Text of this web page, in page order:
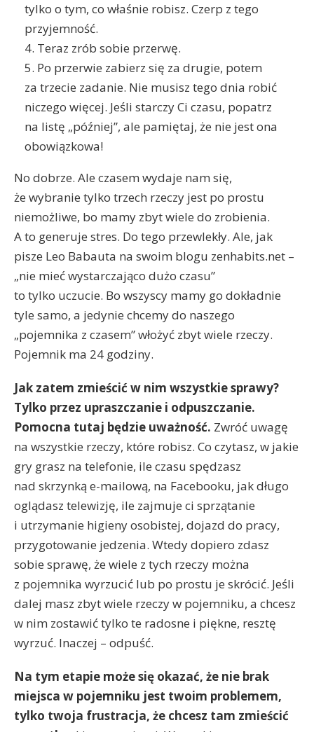
tylko o tym, co właśnie robisz. Czerp z tego
przyjemność.
4. Teraz zrób sobie przerwę.
5. Po przerwie zabierz się za drugie, potem
za trzecie zadanie. Nie musisz tego dnia robić
niczego więcej. Jeśli starczy Ci czasu, popatrz
na listę „później”, ale pamiętaj, że nie jest ona
obowiązkowa!
No dobrze. Ale czasem wydaje nam się,
że wybranie tylko trzech rzeczy jest po prostu
niemożliwe, bo mamy zbyt wiele do zrobienia.
A to generuje stres. Do tego przewlekły. Ale, jak
pisze Leo Babauta na swoim blogu zenhabits.net –
„nie mieć wystarczająco dużo czasu”
to tylko uczucie. Bo wszyscy mamy go dokładnie
tyle samo, a jedynie chcemy do naszego
„pojemnika z czasem” włożyć zbyt wiele rzeczy.
Pojemnik ma 24 godziny.
Jak zatem zmieścić w nim wszystkie sprawy?
Tylko przez upraszczanie i odpuszczanie.
Pomocna tutaj będzie uważność. Zwróć uwagę
na wszystkie rzeczy, które robisz. Co czytasz, w jakie
gry grasz na telefonie, ile czasu spędzasz
nad skrzynką e-mailową, na Facebooku, jak długo
oglądasz telewizję, ile zajmuje ci sprzątanie
i utrzymanie higieny osobistej, dojazd do pracy,
przygotowanie jedzenia. Wtedy dopiero zdasz
sobie sprawę, że wiele z tych rzeczy można
z pojemnika wyrzucić lub po prostu je skrócić. Jeśli
dalej masz zbyt wiele rzeczy w pojemniku, a chcesz
w nim zostawić tylko te radosne i piękne, resztę
wyrzuć. Inaczej – odpuść.
Na tym etapie może się okazać, że nie brak
miejsca w pojemniku jest twoim problemem,
tylko twoja frustracja, że chcesz tam zmieścić